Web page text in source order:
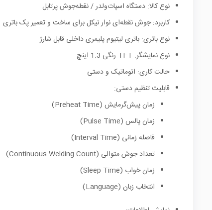
نوع کالا: دستگاه اسپات‌ولدر / نقطه‌جوش پرتابل
کاربرد: جوش نقطه‌ای نوار نیکل برای ساخت و تعمیر پک باتری
نوع باتری: باتری لیتیوم پلیمری داخلی قابل شارژ
نوع نمایشگر: TFT رنگی 1.3 اینچ
حالت کاری: اتوماتیک و دستی
قابلیت تنظیم دستی:
زمان پیش‌گرمایش (Preheat Time)
زمان پالس (Pulse Time)
فاصله زمانی (Interval Time)
تعداد جوش متوالی (Continuous Welding Count)
زمان خواب (Sleep Time)
انتخاب زبان (Language)